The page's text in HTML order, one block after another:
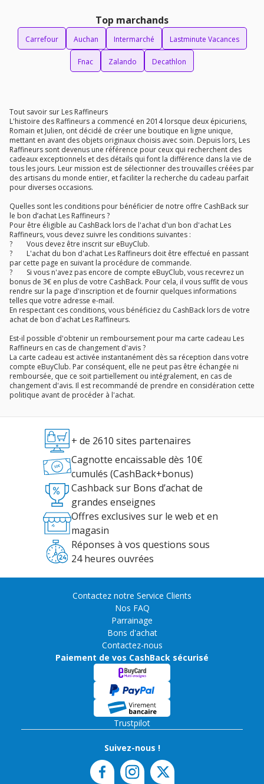
Top marchands
Carrefour Auchan Intermarché Lastminute Vacances
Fnac Zalando Decathlon
Tout savoir sur Les Raffineurs
L'histoire des Raffineurs a commencé en 2014 lorsque deux épicuriens,
Romain et Julien, ont décidé de créer une boutique en ligne unique,
mettant en avant des objets originaux choisis avec soin. Depuis lors, Les
Raffineurs sont devenus une référence pour ceux qui recherchent des
cadeaux exceptionnels et des détails qui font la différence dans la vie de
tous les jours. Leur mission est de sélectionner des trouvailles créées par
des artisans du monde entier, et faciliter la recherche du cadeau parfait
pour diverses occasions.
Quelles sont les conditions pour bénéficier de notre offre CashBack sur
le bon d’achat Les Raffineurs ?
Pour être éligible au CashBack lors de l'achat d'un bon d'achat Les
Raffineurs, vous devez suivre les conditions suivantes :
? Vous devez être inscrit sur eBuyClub.
? L'achat du bon d'achat Les Raffineurs doit être effectué en passant
par cette page en suivant la procédure de commande.
? Si vous n'avez pas encore de compte eBuyClub, vous recevrez un
bonus de 3€ en plus de votre CashBack. Pour cela, il vous suffit de vous
rendre sur la page d'inscription et de fournir quelques informations
telles que votre adresse e-mail.
En respectant ces conditions, vous bénéficiez du CashBack lors de votre
achat de bon d'achat Les Raffineurs.
Est-il possible d'obtenir un remboursement pour ma carte cadeau Les
Raffineurs en cas de changement d'avis ?
La carte cadeau est activée instantanément dès sa réception dans votre
compte eBuyClub. Par conséquent, elle ne peut pas être échangée ni
remboursée, que ce soit partiellement ou intégralement, en cas de
changement d'avis. Il est recommandé de prendre en considération cette
politique avant de procéder à l'achat.
+ de 2610 sites partenaires
Cagnotte encaissable dès 10€
cumulés (CashBack+bonus)
Cashback sur Bons d’achat de
grandes enseignes
Offres exclusives sur le web et en
magasin
Réponses à vos questions sous
24 heures ouvrées
Contactez notre Service Clients
Nos FAQ
Parrainage
Bons d'achat
Contactez-nous
Paiement de vos CashBack sécurisé
Trustpilot
Suivez-nous !